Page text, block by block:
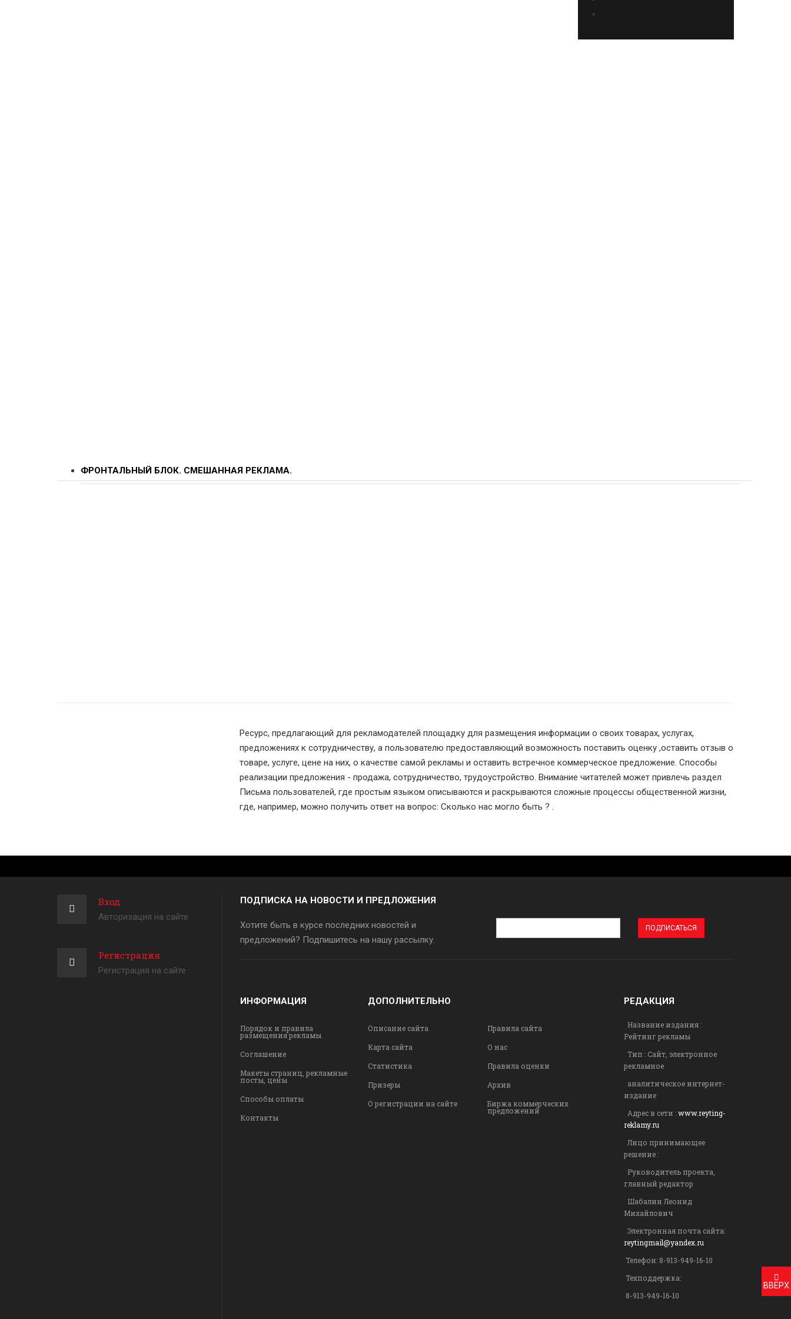
ФРОНТАЛЬНЫЙ БЛОК. СМЕШАННАЯ РЕКЛАМА.
Ресурс, предлагающий для рекламодателей площадку для размещения информации о своих товарах, услугах,
предложениях к сотрудничеству, а пользователю предоставляющий возможность поставить оценку ,оставить отзыв о
товаре, услуге, цене на них, о качестве самой рекламы и оставить встречное коммерческое предложение. Способы
реализации предложения - продажа, сотрудничество, трудоустройство. Внимание читателей может привлечь раздел
Письма пользователей, где простым языком описываются и раскрываются сложные процессы общественной жизни,
где, например, можно получить ответ на вопрос: Сколько нас могло быть ? .
ВВЕРХ
Вход
Авторизация на сайте
Регистрация
Регистрация на сайте
ПОДПИСКА НА НОВОСТИ И ПРЕДЛОЖЕНИЯ
Хотите быть в курсе последних новостей и
предложений? Подпишитесь на нашу рассылку.
эл.
ИНФОРМАЦИЯ
Порядок и правила
размещения рекламы
Соглашение
Макеты страниц, рекламные
посты, цены
Способы оплаты
Контакты
ДОПОЛНИТЕЛЬНО
Описание сайта
Правила сайта
Карта сайта
О нас
Статистика
Правила оценки
Призеры
Архив
О регистрации на сайте
Биржа коммерческих
предложений
РЕДАКЦИЯ
Название издания :
Рейтинг рекламы
Тип : Сайт, электронное
рекламное
аналитическое интернет-
издание
Адрес в сети :www.reyting-
reklamy.ru
Лицо принимающее
решение :
Руководитель проекта,
главный редактор
Шабалин Леонид
Михайлович
Электронная почта сайта:
reytingmail@yandex.ru
Телефон: 8-913-949-16-10
Техподдержка:
8-913-949-16-10